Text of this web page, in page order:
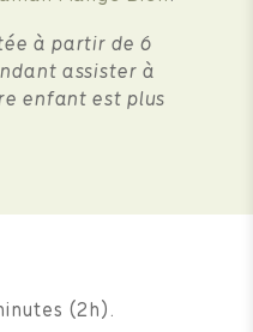
à partir de 6
assister à
enfant est plus
(2h).